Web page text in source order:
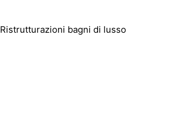
Ristrutturazioni bagni di lusso